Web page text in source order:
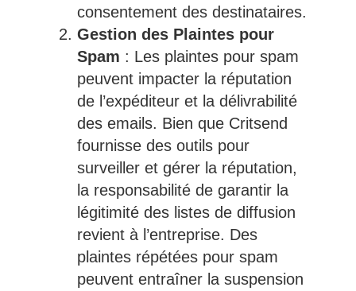
consentement des destinataires.
Gestion des Plaintes pour
Spam : Les plaintes pour spam
peuvent impacter la réputation
de l’expéditeur et la délivrabilité
des emails. Bien que Critsend
fournisse des outils pour
surveiller et gérer la réputation,
la responsabilité de garantir la
légitimité des listes de diffusion
revient à l’entreprise. Des
plaintes répétées pour spam
peuvent entraîner la suspension